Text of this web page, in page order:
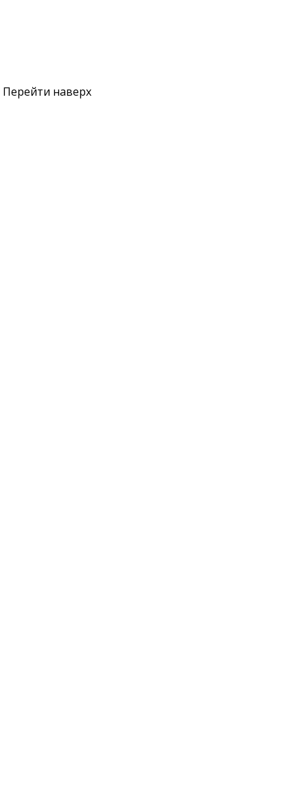
Перейти наверх